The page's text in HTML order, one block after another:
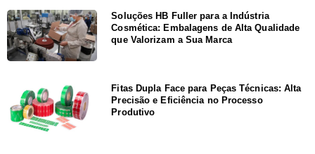
Soluções HB Fuller para a Indústria
Cosmética: Embalagens de Alta Qualidade
que Valorizam a Sua Marca
Fitas Dupla Face para Peças Técnicas: Alta
Precisão e Eficiência no Processo
Produtivo